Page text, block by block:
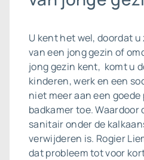
U kent het wel, doordat
van een jong gezin of
jong gezin kent, komt u
kinderen, werk en een
niet meer aan een
badkamer toe. Waardoor
sanitair onder de
verwijderen is. Rogier
dat probleem tot voor